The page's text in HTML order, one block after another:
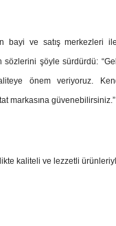
bayi ve satış merkezleri
sözlerini şöyle sürdürdü:
önem veriyoruz.
markasına güvenebilirsiniz.”
kaliteli ve lezzetli